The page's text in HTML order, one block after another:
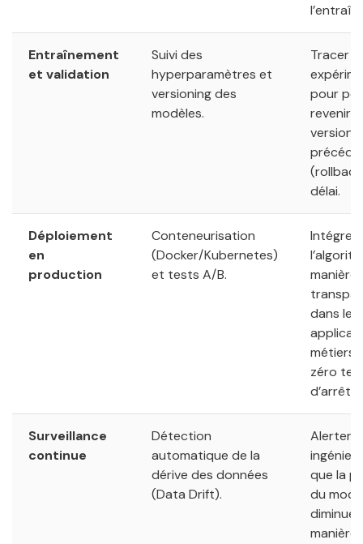
Entraînement
et validation
Suivi des
hyperparamètres et
versioning des
modèles.
Tracer
pour
revenir
version
délai.
Déploiement
en
production
Conteneurisation
(Docker/Kubernetes)
et tests A/B.
Intégrer
manière
dans les
métiers
zéro
d’arrêt.
Surveillance
continue
Détection
automatique de la
dérive des données
(Data Drift).
Alerter
que la
du
diminue
manière